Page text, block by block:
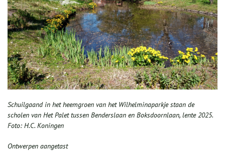
Schuilgaand in het heemgroen van het Wilhelminaparkje staan de
scholen van Het Palet tussen Benderslaan en Boksdoornlaan, lente 2025.
Foto: H.C. Koningen
Ontwerpen aangetast